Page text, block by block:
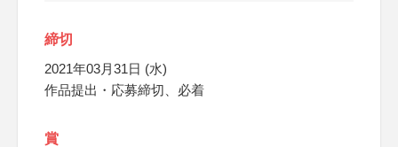
締切
2021年03月31日 (水)
作品提出・応募締切、必着
賞